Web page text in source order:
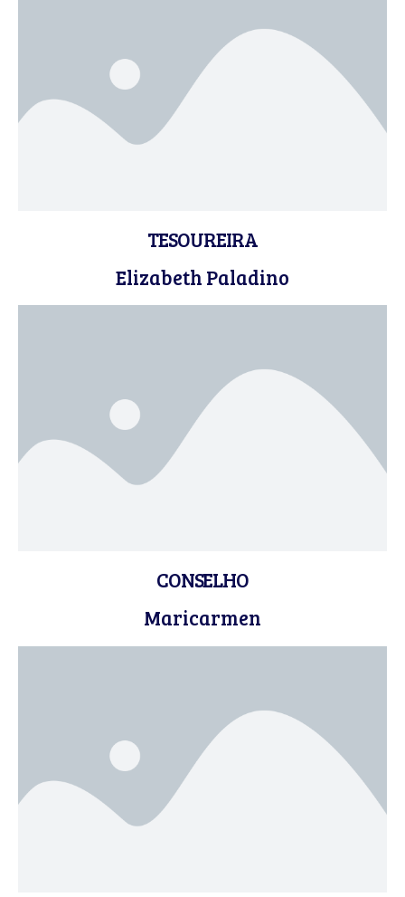
TESOUREIRA
Elizabeth Paladino
CONSELHO
Maricarmen